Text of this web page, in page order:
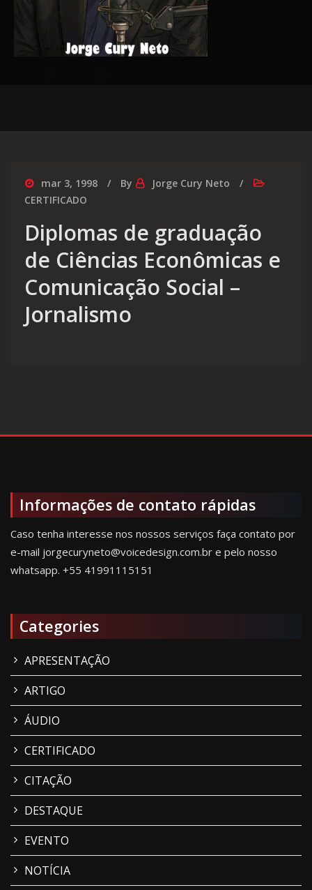
mar 3, 1998 By
Jorge Cury Neto
CERTIFICADO
Diplomas de graduação
de Ciências Econômicas e
Comunicação Social –
Jornalismo
Informações de contato rápidas
Caso tenha interesse nos nossos serviços faça contato por
e-mail jorgecuryneto@voicedesign.com.br e pelo nosso
whatsapp. +55 41991115151
Categories
APRESENTAÇÃO
ARTIGO
ÁUDIO
CERTIFICADO
CITAÇÃO
DESTAQUE
EVENTO
NOTÍCIA